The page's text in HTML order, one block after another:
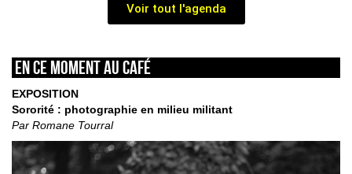
Voir tout l'agenda
En ce moment au café
EXPOSITION
Sororité : photographie en milieu militant
Par Romane Tourral